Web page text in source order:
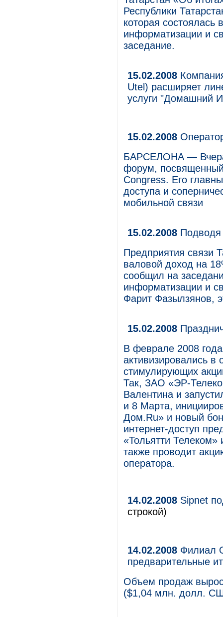
Республики
которая состоялась
информатизации и
заседание.
15.02.2008
Utel) расширяет
услуги "Домашний
15.02.2008
БАРСЕЛОНА — Вчера
форум,
Congress. Его
доступа и
мобильной связи
15.02.2008 Подводя
Предприятия связи
валовой доход на
сообщил на
информатизации и
Фарит Фазылзянов,
15.02.2008
В феврале 2008
активизировались в
стимулирующих
Так, ЗАО «ЭР-
Валентина и
и 8 Марта,
Дом.Ru» и новый
интернет-доступ
«Тольятти
также проводит
оператора.
14.02.2008 Sipnet
строкой)
14.02.2008 Филиал
предварительные
Объем продаж
($1,04 млн. долл.